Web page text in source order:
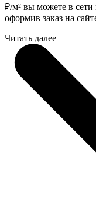
₽/м² вы можете в
оформив заказ на
Читать далее